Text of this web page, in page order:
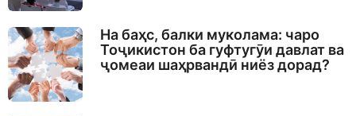
На баҳс, балки муколама: чаро
Тоҷикистон ба гуфтугӯи давлат ва
ҷомеаи шаҳрвандӣ ниёз дорад?